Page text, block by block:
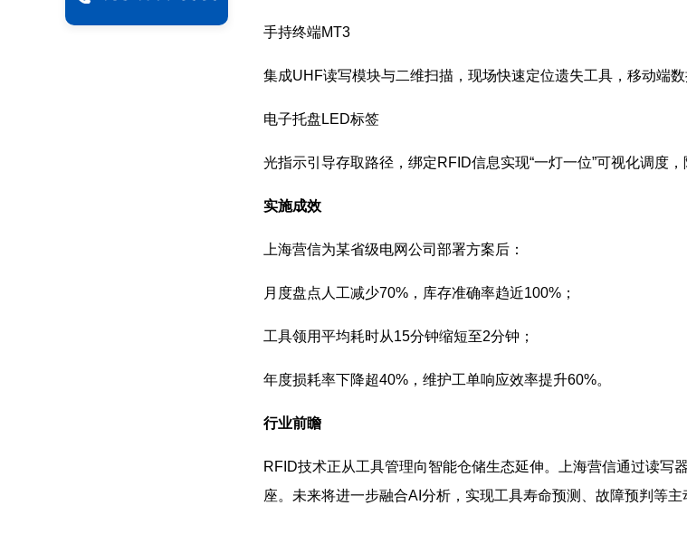
手持终端MT3
集成UHF读写模块与二维扫描，现场快速定位遗失工具，移动端数
电子托盘LED标签
光指示引导存取路径，绑定RFID信息实现“一灯一位”可视化调度，
实施成效
上海营信为某省级电网公司部署方案后：
月度盘点人工减少70%，库存准确率趋近100%；
工具领用平均耗时从15分钟缩短至2分钟；
年度损耗率下降超40%，维护工单响应效率提升60%。
行业前瞻
RFID技术正从工具管理向智能仓储生态延伸。上海营信通过读写
座。未来将进一步融合AI分析，实现工具寿命预测、故障预判等